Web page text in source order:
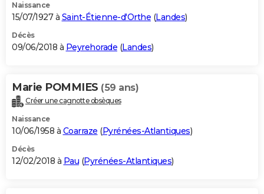
Naissance
15/07/1927 à Saint-Étienne-d'Orthe (Landes)
Décès
09/06/2018 à Peyrehorade (Landes)
Marie POMMIES (59 ans)
Créer une cagnotte obsèques
Naissance
10/06/1958 à Coarraze (Pyrénées-Atlantiques)
Décès
12/02/2018 à Pau (Pyrénées-Atlantiques)